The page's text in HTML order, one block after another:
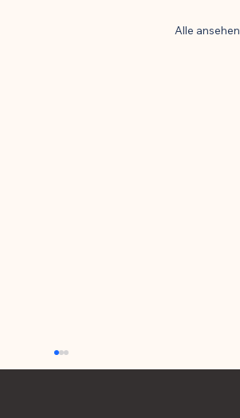
Alle ansehen